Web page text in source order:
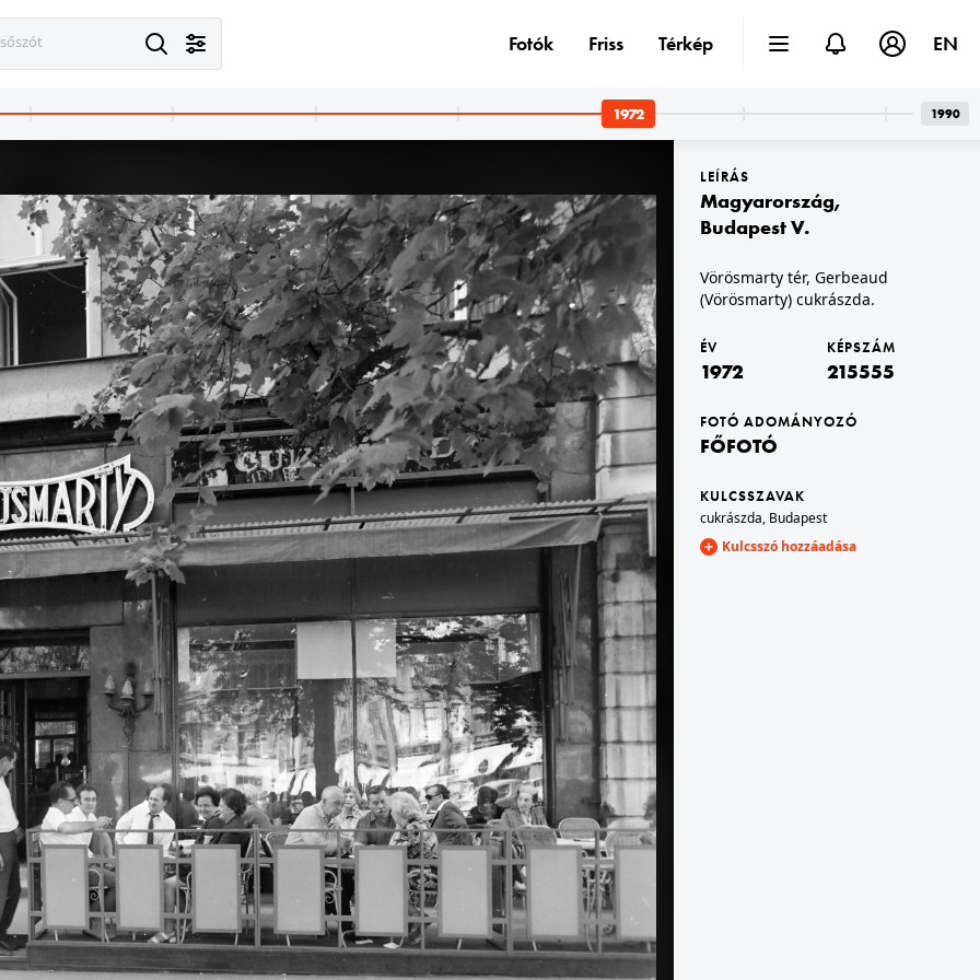
VII.
(Lenin) körút 49. Royal szálló.
1972 · Budapest VII.
Erzsébet (Lenin) körút 49. Royal szálló.
1972 · Eger
Szálloda utca 1-3., Hotel Eger. Balra Pólya József festőművész megrongálódott kerámia faliképe.
IX.
Háttérben balra a KÖJÁL (később ÁNTSZ, majd Nemzeti Népegészségügyi Központ) épületei, jobbra a református templom tornya.
1972 · Budapest IX.
Üllői út, FTC pálya, a stadion építkezése, szemben a klubház.
1972 · Budapest III.
Bécsi út, feljebb a Laborc utcánál a Radelkis Elektrokémiai Műszergyártó Szövetkezet épülete.
1972
1972 · Budapest III. · Óbuda
Miklós tér, Selyemgombolyító.
1972 · Budapest III. · Óbuda
Miklós tér, Selyemgombolyító.
LEÍRÁS
Magyarország,
Budapest V.
Vörösmarty tér, Gerbeaud
(Vörösmarty) cukrászda.
ÉV
1972
KÉPSZÁM
215555
FOTÓ ADOMÁNYOZÓ
FŐFOTÓ
KULCSSZAVAK
cukrászda, Budapest
Kulcsszó hozzáadása
Fotók Friss Térkép EN
1990
1972